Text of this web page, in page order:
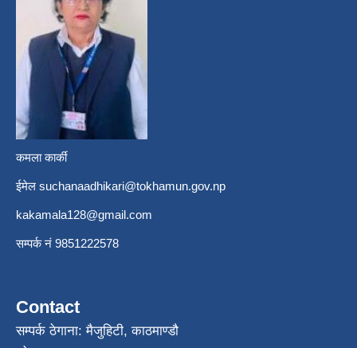
कमला कार्की
ईमेल suchanaadhikari@tokhamun.gov.np
kakamala128@gmail.com
सम्पर्क नं 9851222578
Contact
सम्पर्क ठेगाना: मैजुहिटी, काठमाण्डौ